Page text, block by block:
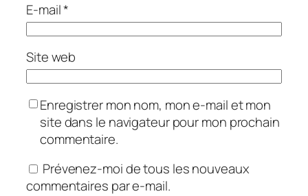
E-mail*
Site web
Enregistrer mon nom, mon e-mail et mon
site dans le navigateur pour mon prochain
commentaire.
Prévenez-moi de tous les nouveaux
commentaires par e-mail.